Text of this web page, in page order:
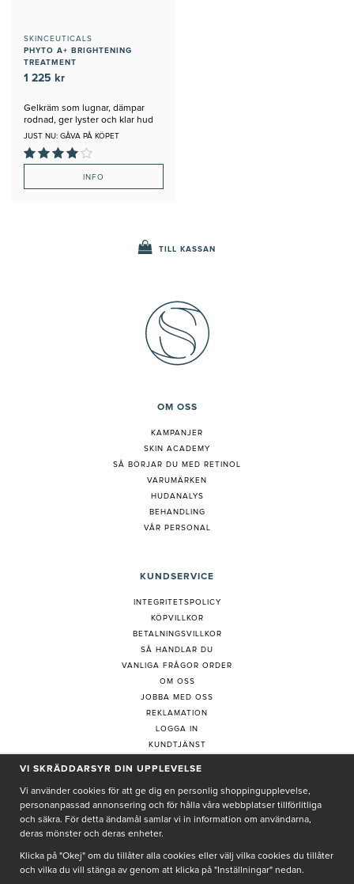
SKINCEUTICALS
PHYTO A+ BRIGHTENING
TREATMENT
1 225 kr
Gelkräm som lugnar, dämpar
rodnad, ger lyster och klar hud
JUST NU: GÅVA PÅ KÖPET
INFO
TILL KASSAN
OM OSS
KAMPANJER
SKIN ACADEMY
SÅ BÖRJAR DU MED RETINOL
VARUMÄRKEN
HUDANALYS
BEHANDLING
VÅR PERSONAL
KUNDSERVICE
INTEGRITETSPOLICY
KÖPVILLKOR
BETALNINGSVILLKOR
SÅ HANDLAR DU
VANLIGA FRÅGOR ORDER
OM OSS
JOBBA MED OSS
REKLAMATION
LOGGA IN
KUNDTJÄNST
PRENUMERERA PÅ NYHETSBREV
VI SKRÄDDARSYR DIN UPPLEVELSE
Vi använder cookies för att ge dig en personlig shoppingupplevelse,
personanpassad annonsering och för hålla våra webbplatser tillförlitliga
och säkra. För detta ändamål samlar vi in information om användarna,
deras mönster och deras enheter.
Klicka på "Okej" om du tillåter alla cookies eller välj vilka cookies du tillåter
och vilka du vill stänga av genom att klicka på "Inställningar" nedan.